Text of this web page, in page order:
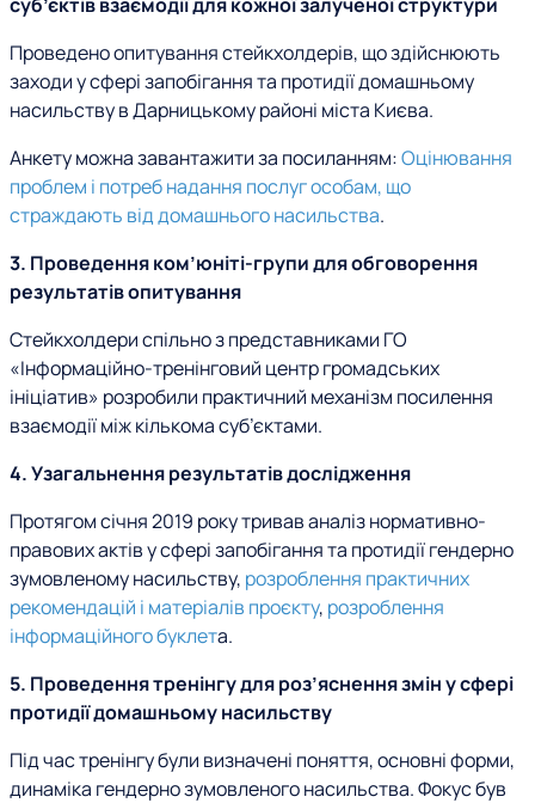
Проведено опитування стейкхолдерів, що здійснюють
заходи у сфері запобігання та протидії домашньому
насильству в Дарницькому районі міста Києва.
Анкету можна завантажити за посиланням:Оцінювання
проблем і потреб надання послуг особам, що
страждають від домашнього насильства.
3. Проведення ком’юніті-групи для обговорення
результатів опитування
Стейкхолдери спільно з представниками ГО
«Інформаційно-тренінговий центр громадських
ініціатив» розробили практичний механізм посилення
взаємодії між кількома суб’єктами.
4. Узагальнення результатів дослідження
Протягом січня 2019 року тривав аналіз нормативно-
правових актів у сфері запобігання та протидії гендерно
зумовленому насильству, розроблення практичних
рекомендацій і матеріалів проєкту, розроблення
інформаційного буклета.
5. Проведення тренінгу для роз’яснення змін у сфері
протидії домашньому насильству
Під час тренінгу були визначені поняття, основні форми,
динаміка гендерно зумовленого насильства. Фокус був